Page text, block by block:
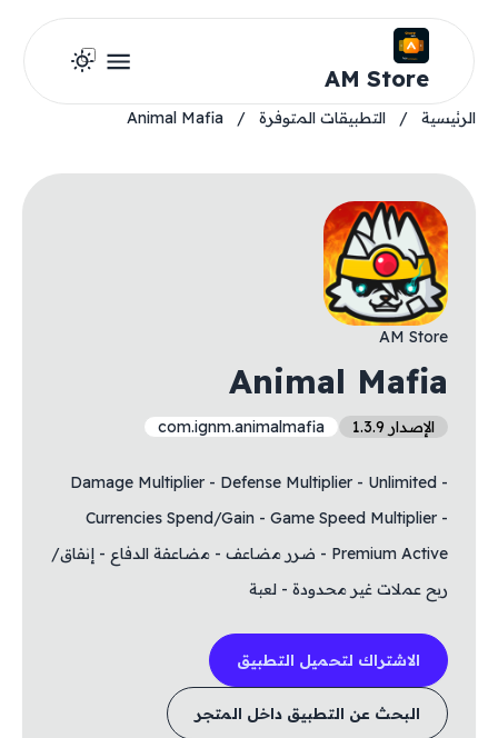
AM Store
الرئيسية / التطبيقات المتوفرة /
Animal Mafia
AM Store
Animal Mafia
الإصدار 1.3.9 com.ignm.animalmafia
- Damage Multiplier - Defense Multiplier - Unlimited
Currencies Spend/Gain - Game Speed Multiplier -
Premium Active - ضرر مضاعف - مضاعفة الدفاع - إنفاق/
ربح عملات غير محدودة - لعبة
الاشتراك لتحميل التطبيق
البحث عن التطبيق داخل المتجر